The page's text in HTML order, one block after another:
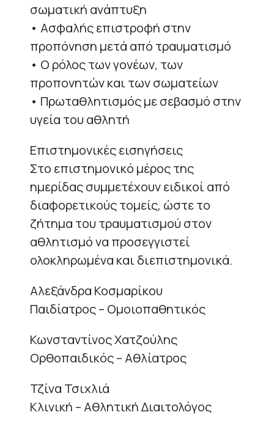
σωματική ανάπτυξη
• Ασφαλής επιστροφή στην
προπόνηση μετά από τραυματισμό
• Ο ρόλος των γονέων, των
προπονητών και των σωματείων
• Πρωταθλητισμός με σεβασμό στην
υγεία του αθλητή
Επιστημονικές εισηγήσεις
Στο επιστημονικό μέρος της
ημερίδας συμμετέχουν ειδικοί από
διαφορετικούς τομείς, ώστε το
ζήτημα του τραυματισμού στον
αθλητισμό να προσεγγιστεί
ολοκληρωμένα και διεπιστημονικά.
Αλεξάνδρα Κοσμαρίκου
Παιδίατρος – Ομοιοπαθητικός
Κωνσταντίνος Χατζούλης
Ορθοπαιδικός – Αθλίατρος
Τζίνα Τσιχλιά
Κλινική – Αθλητική Διαιτολόγος